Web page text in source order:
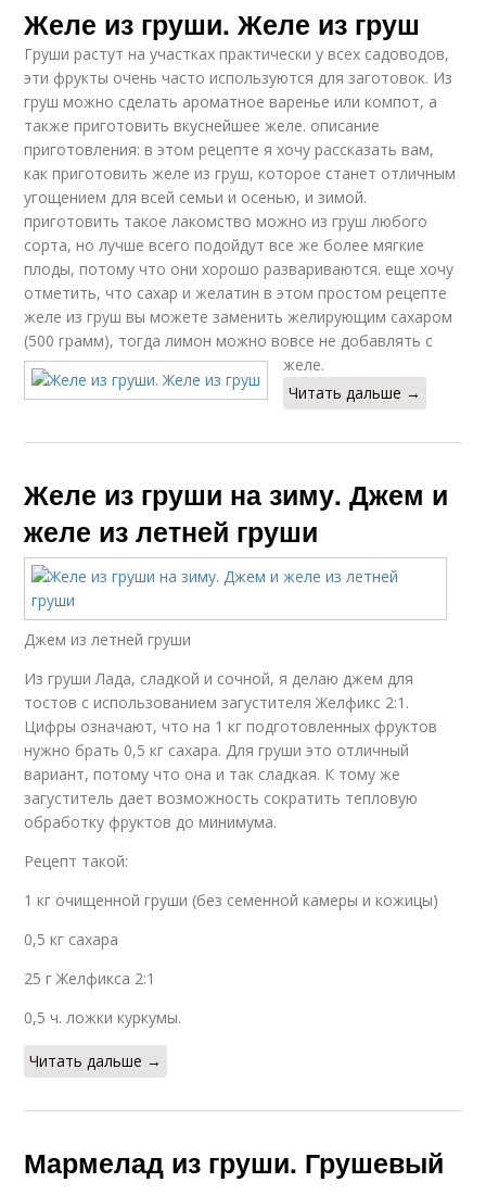
Желе из груши. Желе из груш
Груши растут на участках практически у всех садоводов,
эти фрукты очень часто используются для заготовок. Из
груш можно сделать ароматное варенье или компот, а
также приготовить вкуснейшее желе. описание
приготовления: в этом рецепте я хочу рассказать вам,
как приготовить желе из груш, которое станет отличным
угощением для всей семьи и осенью, и зимой.
приготовить такое лакомство можно из груш любого
сорта, но лучше всего подойдут все же более мягкие
плоды, потому что они хорошо развариваются. еще хочу
отметить, что сахар и желатин в этом простом рецепте
желе из груш вы можете заменить желирующим сахаром
(500 грамм), тогда лимон можно вовсе не добавлять с
желе.
Читать дальше →
Желе из груши на зиму. Джем и
желе из летней груши
Джем из летней груши
Из груши Лада, сладкой и сочной, я делаю джем для
тостов с использованием загустителя Желфикс 2:1.
Цифры означают, что на 1 кг подготовленных фруктов
нужно брать 0,5 кг сахара. Для груши это отличный
вариант, потому что она и так сладкая. К тому же
загуститель дает возможность сократить тепловую
обработку фруктов до минимума.
Рецепт такой:
1 кг очищенной груши (без семенной камеры и кожицы)
0,5 кг сахара
25 г Желфикса 2:1
0,5 ч. ложки куркумы.
Читать дальше →
Мармелад из груши. Грушевый